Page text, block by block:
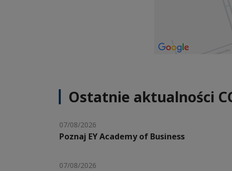
Ostatnie aktualności
07/08/2026
Poznaj EY Academy of Business
07/08/2026